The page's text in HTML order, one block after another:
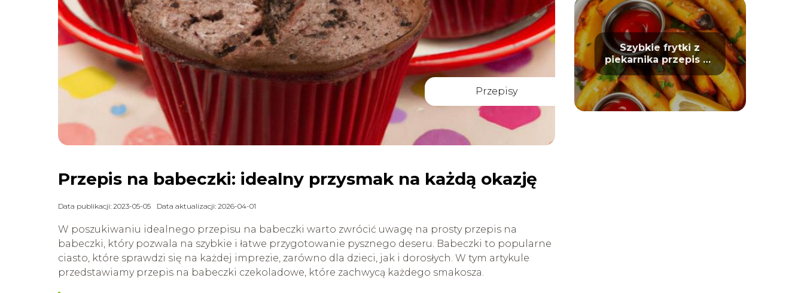
Przepisy
Przepis na babeczki: idealny przysmak na każdą okazję
Data publikacji: 2023-05-05 Data aktualizacji: 2026-04-01
W poszukiwaniu idealnego przepisu na babeczki warto zwrócić uwagę na prosty przepis na
babeczki, który pozwala na szybkie i łatwe przygotowanie pysznego deseru. Babeczki to popularne
ciasto, które sprawdzi się na każdej imprezie, zarówno dla dzieci, jak i dorosłych. W tym artykule
przedstawiamy przepis na babeczki czekoladowe, które zachwycą każdego smakosza.
Szybkie frytki z
piekarnika przepis na
chrupiące ziemniaki